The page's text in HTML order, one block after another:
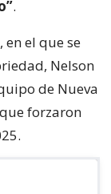
.
el que se
Nelson
de Nueva
forzaron